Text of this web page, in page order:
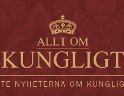
NYHETERNA OM